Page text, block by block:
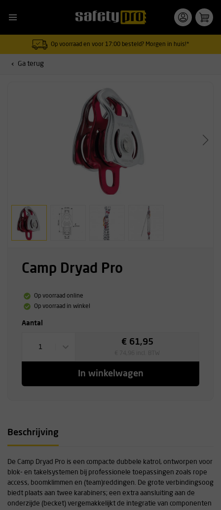
Op voorraad en voor 17:00 besteld? Morgen in huis!*
Ga terug
Camp Dryad Pro
Op voorraad online
Op voorraad in winkel
Aantal
1
€ 61,95
In winkelwagen
Beschrijving
De Camp Dryad Pro is een compacte dubbele katrol, ontworpen voor
blok- en takelsystemen bij professionele toepassingen zoals rope
access, boomklimmen en (team)reddingen. De grote verbindingsoog
biedt plaats aan twee karabiners; een extra aansluiting aan de
onderzijde (becket) vergemakkelijkt de integratie van componenten